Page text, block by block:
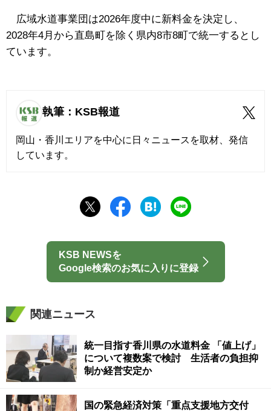
広域水道事業団は2026年度中に新料金を決定し、
2028年4月から直島町を除く県内8市8町で統一するとし
ています。
執筆：KSB報道
岡山・香川エリアを中心に日々ニュースを取材、発信
しています。
KSB NEWSを
Google検索のお気に入りに登録
関連ニュース
統一目指す香川県の水道料金 「値上げ」
について複数案で検討 生活者の負担抑
制か経営安定か
国の緊急経済対策「重点支援地方交付